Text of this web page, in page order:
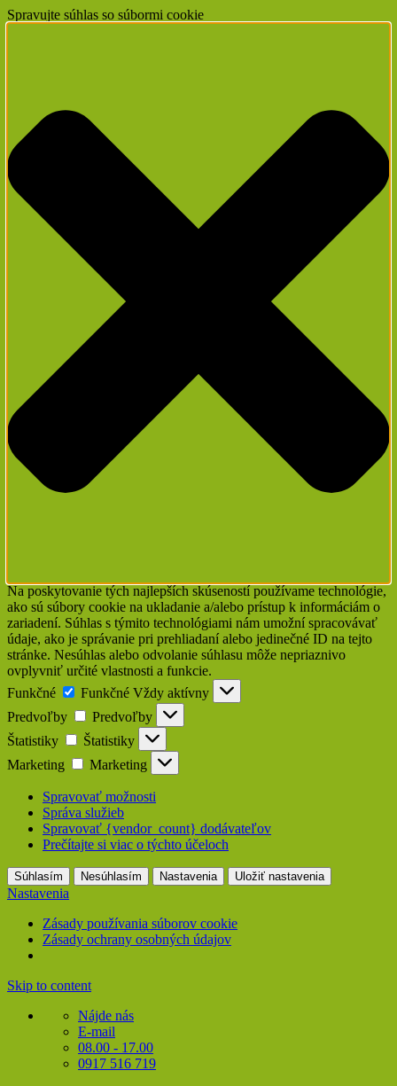
Spravujte súhlas so súbormi cookie
Na poskytovanie tých najlepších skúseností používame technológie,
ako sú súbory cookie na ukladanie a/alebo prístup k informáciám o
zariadení. Súhlas s týmito technológiami nám umožní spracovávať
údaje, ako je správanie pri prehliadaní alebo jedinečné ID na tejto
stránke. Nesúhlas alebo odvolanie súhlasu môže nepriaznivo
ovplyvniť určité vlastnosti a funkcie.
Funkčné
Funkčné Vždy aktívny
Predvoľby
Predvoľby
Štatistiky
Štatistiky
Marketing
Marketing
Spravovať možnosti
Správa služieb
Spravovať {vendor_count} dodávateľov
Prečítajte si viac o týchto účeloch
Súhlasím Nesúhlasím Nastavenia Uložiť nastavenia
Nastavenia
Zásady používania súborov cookie
Zásady ochrany osobných údajov
Skip to content
Nájde nás
E-mail
08.00 - 17.00
0917 516 719